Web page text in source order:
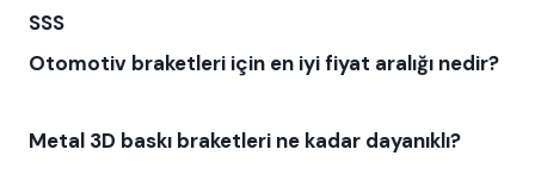
SSS
Otomotiv braketleri için en iyi fiyat aralığı nedir?
Metal 3D baskı braketleri ne kadar dayanıklı?